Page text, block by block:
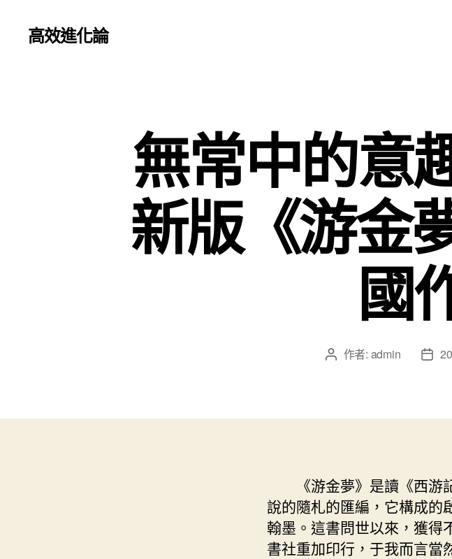
高效進化論
無常中的
新版《游金
國
文 作者: admin
文
日
《游金夢》是讀《西
說的隨札的匯編，它構成的
翰墨。這書問世以來，獲得
書社重加印行，于我而言當